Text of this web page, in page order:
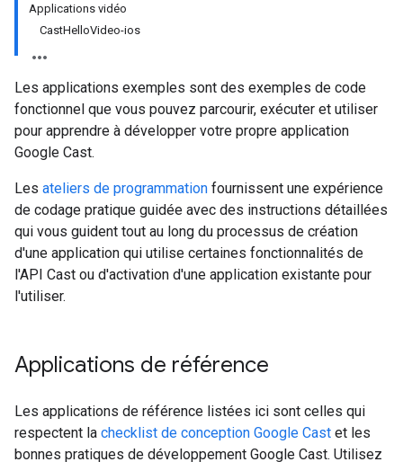
Applications vidéo
CastHelloVideo-ios
Les applications exemples sont des exemples de code
fonctionnel que vous pouvez parcourir, exécuter et utiliser
pour apprendre à développer votre propre application
Google Cast.
Les ateliers de programmation fournissent une expérience
de codage pratique guidée avec des instructions détaillées
qui vous guident tout au long du processus de création
d'une application qui utilise certaines fonctionnalités de
l'API Cast ou d'activation d'une application existante pour
l'utiliser.
Applications de référence
Les applications de référence listées ici sont celles qui
respectent la checklist de conception Google Cast et les
bonnes pratiques de développement Google Cast. Utilisez